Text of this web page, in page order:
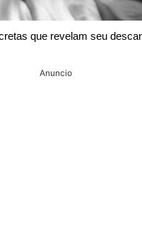
que revelam seu
Anuncio